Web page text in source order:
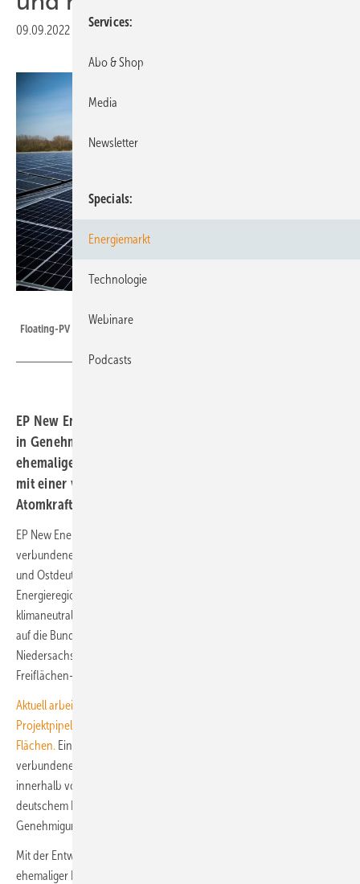
09.09.2022 Druckvorschau
Floating-PV wird es auch in ehemaligen Kohleregionen von EPNE geben.
EP New Energies bringt über 1 GW Grünstrom-Projekte
in Genehmigungsverfahren: Erneuerbare Energien auf
ehemaligen Bergbauflächen in fortgeschrittener Planung
mit einer vergleichbaren Gesamtkapazität eines
Atomkraftwerks .
EP New Energies GmbH (EPNE) treibt gemeinsam mit ihren
verbundenen Unternehmen den Transformationsprozess der Mittel-
und Ostdeutschen Bergbauregionen zu erneuerbaren
Energieregionen voran und leistet damit einen wichtigen Beitrag zur
klimaneutralen und importunabhängigen Energieversorgung. Verteilt
auf die Bundesländer Brandenburg, Sachsen, Sachsen-Anhalt sowie
Niedersachsen entwickelt die EPNE Projekte im Bereich Windenergie,
Freiflächen-PV sowie
Aktuell arbeitet die EPNE an einer Erneuerbare-Energien-
Projektpipeline in Deutschland von über vier GW auf gesicherten
Flächen. Ein Großteil davon sind Flächen im Eigentum der
verbundenen Unternehmen Leag und Mibrag. Damit hat die EPNE
innerhalb von zwei Jahren eine der größten EE-Projektpipelines auf
deutschem Boden aufgebaut – und davon bereits über 1 GW in
Genehmigungsverfahren gebracht.
Mit der Entwicklung von Wind- und Solarenergie auf Flächen
ehemaliger Kraftwerksstandorte und in Bergbaufolgelandschaften,
Services
Abo & Shop
Media
Newsletter
Specials
Energiemarkt
Technologie
Webinare
Podcasts